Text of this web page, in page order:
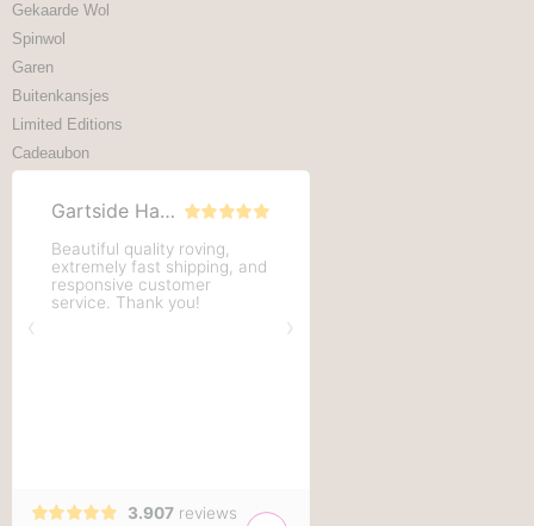
Gekaarde Wol
Spinwol
Garen
Buitenkansjes
Limited Editions
Cadeaubon